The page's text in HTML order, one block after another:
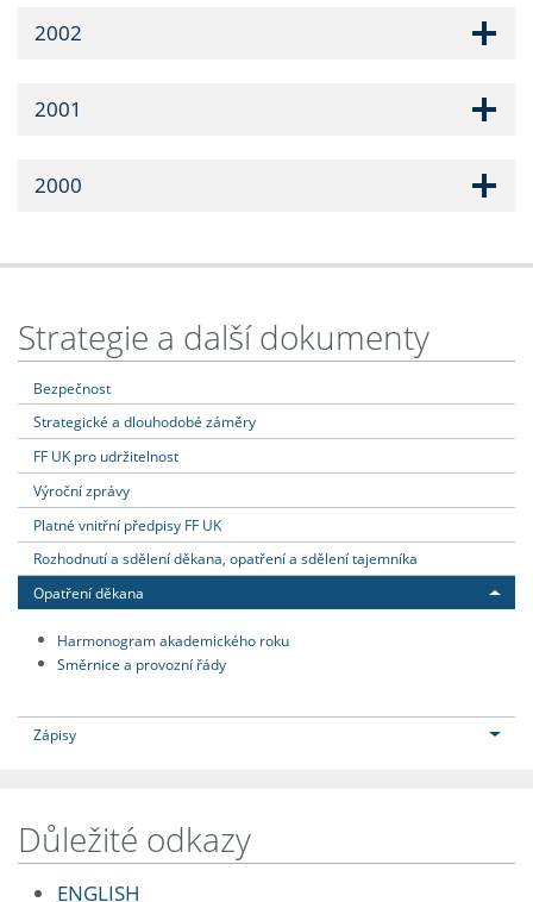
2002
2001
2000
Strategie a další dokumenty
Bezpečnost
Strategické a dlouhodobé záměry
FF UK pro udržitelnost
Výroční zprávy
Platné vnitřní předpisy FF UK
Rozhodnutí a sdělení děkana, opatření a sdělení tajemníka
Opatření děkana
Harmonogram akademického roku
Směrnice a provozní řády
Zápisy
Důležité odkazy
ENGLISH